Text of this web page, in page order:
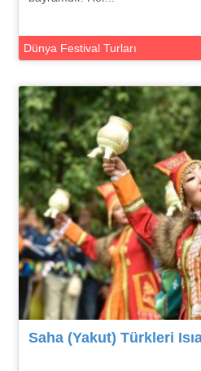
Dünya Festival Turları
Saha (Yakut) Türkleri